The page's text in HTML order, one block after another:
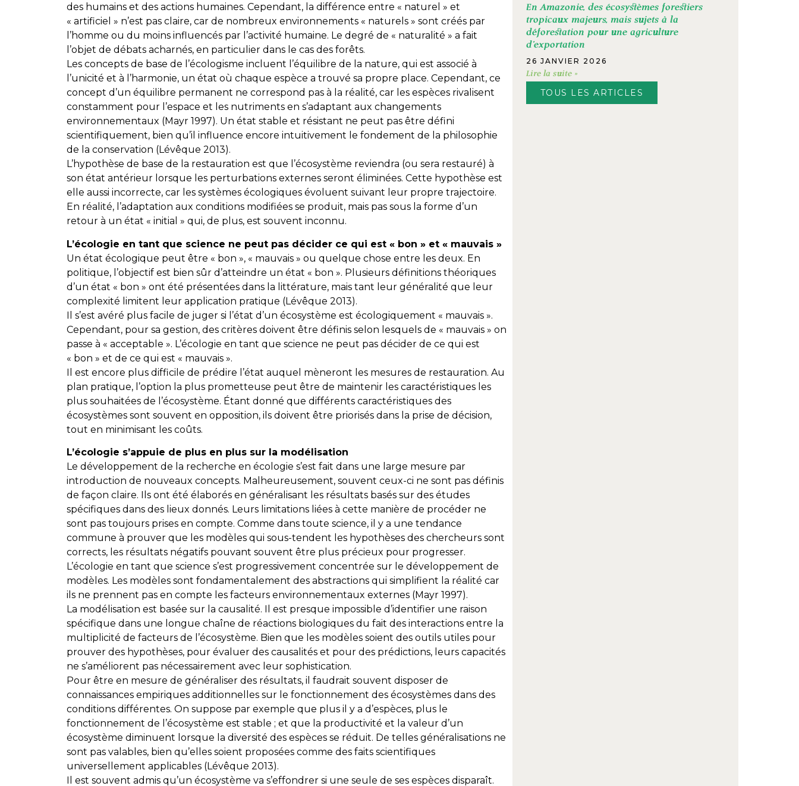
des humains et des actions humaines. Cependant, la différence entre « naturel » et
« artificiel » n’est pas claire, car de nombreux environnements « naturels » sont créés par
l’homme ou du moins influencés par l’activité humaine. Le degré de « naturalité » a fait
l’objet de débats acharnés, en particulier dans le cas des forêts.
Les concepts de base de l’écologisme incluent l’équilibre de la nature, qui est associé à
l’unicité et à l’harmonie, un état où chaque espèce a trouvé sa propre place. Cependant, ce
concept d’un équilibre permanent ne correspond pas à la réalité, car les espèces rivalisent
constamment pour l’espace et les nutriments en s’adaptant aux changements
environnementaux (Mayr 1997). Un état stable et résistant ne peut pas être défini
scientifiquement, bien qu’il influence encore intuitivement le fondement de la philosophie
de la conservation (Lévêque 2013).
L’hypothèse de base de la restauration est que l’écosystème reviendra (ou sera restauré) à
son état antérieur lorsque les perturbations externes seront éliminées. Cette hypothèse est
elle aussi incorrecte, car les systèmes écologiques évoluent suivant leur propre trajectoire.
En réalité, l’adaptation aux conditions modifiées se produit, mais pas sous la forme d’un
retour à un état « initial » qui, de plus, est souvent inconnu.
L’écologie en tant que science ne peut pas décider ce qui est « bon » et « mauvais »
Un état écologique peut être « bon », « mauvais » ou quelque chose entre les deux. En
politique, l’objectif est bien sûr d’atteindre un état « bon ». Plusieurs définitions théoriques
d’un état « bon » ont été présentées dans la littérature, mais tant leur généralité que leur
complexité limitent leur application pratique (Lévêque 2013).
Il s’est avéré plus facile de juger si l’état d’un écosystème est écologiquement « mauvais ».
Cependant, pour sa gestion, des critères doivent être définis selon lesquels de « mauvais » on
passe à « acceptable ». L’écologie en tant que science ne peut pas décider de ce qui est
« bon » et de ce qui est « mauvais ».
Il est encore plus difficile de prédire l’état auquel mèneront les mesures de restauration. Au
plan pratique, l’option la plus prometteuse peut être de maintenir les caractéristiques les
plus souhaitées de l’écosystème. Étant donné que différents caractéristiques des
écosystèmes sont souvent en opposition, ils doivent être priorisés dans la prise de décision,
tout en minimisant les coûts.
L’écologie s’appuie de plus en plus sur la modélisation
Le développement de la recherche en écologie s’est fait dans une large mesure par
introduction de nouveaux concepts. Malheureusement, souvent ceux-ci ne sont pas définis
de façon claire. Ils ont été élaborés en généralisant les résultats basés sur des études
spécifiques dans des lieux donnés. Leurs limitations liées à cette manière de procéder ne
sont pas toujours prises en compte. Comme dans toute science, il y a une tendance
commune à prouver que les modèles qui sous-tendent les hypothèses des chercheurs sont
corrects, les résultats négatifs pouvant souvent être plus précieux pour progresser.
L’écologie en tant que science s’est progressivement concentrée sur le développement de
modèles. Les modèles sont fondamentalement des abstractions qui simplifient la réalité car
ils ne prennent pas en compte les facteurs environnementaux externes (Mayr 1997).
La modélisation est basée sur la causalité. Il est presque impossible d’identifier une raison
spécifique dans une longue chaîne de réactions biologiques du fait des interactions entre la
multiplicité de facteurs de l’écosystème. Bien que les modèles soient des outils utiles pour
prouver des hypothèses, pour évaluer des causalités et pour des prédictions, leurs capacités
ne s’améliorent pas nécessairement avec leur sophistication.
Pour être en mesure de généraliser des résultats, il faudrait souvent disposer de
connaissances empiriques additionnelles sur le fonctionnement des écosystèmes dans des
conditions différentes. On suppose par exemple que plus il y a d’espèces, plus le
fonctionnement de l’écosystème est stable ; et que la productivité et la valeur d’un
écosystème diminuent lorsque la diversité des espèces se réduit. De telles généralisations ne
sont pas valables, bien qu’elles soient proposées comme des faits scientifiques
universellement applicables (Lévêque 2013).
Il est souvent admis qu’un écosystème va s’effondrer si une seule de ses espèces disparaît.
En Amazonie, des écosystèmes forestiers
tropicaux majeurs, mais sujets à la
déforestation pour une agriculture
d’exportation
26 JANVIER 2026
Lire la suite »
TOUS LES ARTICLES